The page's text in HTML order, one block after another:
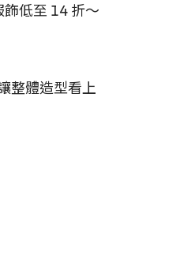
低至 14 折～
整體造型看上